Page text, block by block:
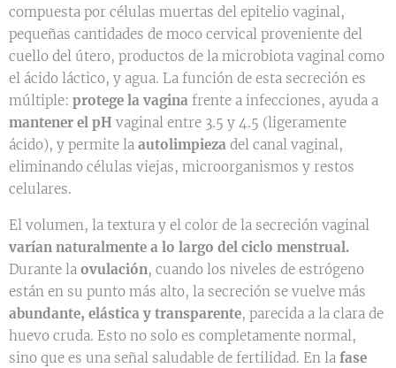
compuesta por células muertas del epitelio vaginal,
pequeñas cantidades de moco cervical proveniente del
cuello del útero, productos de la microbiota vaginal como
el ácido láctico, y agua. La función de esta secreción es
múltiple: protege la vagina frente a infecciones, ayuda a
mantener el pH vaginal entre 3.5 y 4.5 (ligeramente
ácido), y permite la autolimpieza del canal vaginal,
eliminando células viejas, microorganismos y restos
celulares.
El volumen, la textura y el color de la secreción vaginal
varían naturalmente a lo largo del ciclo menstrual.
Durante la ovulación, cuando los niveles de estrógeno
están en su punto más alto, la secreción se vuelve más
abundante, elástica y transparente, parecida a la clara de
huevo cruda. Esto no solo es completamente normal,
sino que es una señal saludable de fertilidad. En la fase